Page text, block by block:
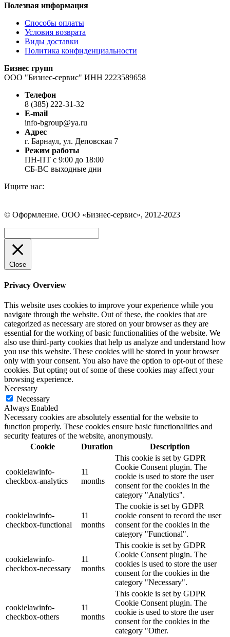
Полезная информация
Способы оплаты
Условия возврата
Виды доставки
Политика конфиденциальности
Бизнес групп
ООО "Бизнес-сервис" ИНН 2223589658
Телефон
8 (385) 222-31-32
E-mail
info-bgroup@ya.ru
Адрес
г. Барнаул, ул. Деповская 7
Режим работы
ПН-ПТ с 9:00 до 18:00
СБ-ВС выходные дни
Ищите нас:
Вконтакте
открывается
в
новом
окне
WhatsApp
открывается
в
новом
окне
Telegram
открывается
в
новом
окне
© Оформление. ООО «Бизнес-сервис», 2012-2023
Close
Privacy Overview
This website uses cookies to improve your experience while you
navigate through the website. Out of these, the cookies that are
categorized as necessary are stored on your browser as they are
essential for the working of basic functionalities of the website. We
also use third-party cookies that help us analyze and understand how
you use this website. These cookies will be stored in your browser
only with your consent. You also have the option to opt-out of these
cookies. But opting out of some of these cookies may affect your
browsing experience.
Necessary
Necessary
Always Enabled
Necessary cookies are absolutely essential for the website to
function properly. These cookies ensure basic functionalities and
security features of the website, anonymously.
Cookie
Duration Description
cookielawinfo-
checkbox-analytics
11
months
This cookie is set by GDPR
Cookie Consent plugin. The
cookie is used to store the user
consent for the cookies in the
category "Analytics".
cookielawinfo-
checkbox-functional
11
months
The cookie is set by GDPR
cookie consent to record the user
consent for the cookies in the
category "Functional".
cookielawinfo-
checkbox-necessary
11
months
This cookie is set by GDPR
Cookie Consent plugin. The
cookies is used to store the user
consent for the cookies in the
category "Necessary".
cookielawinfo-
checkbox-others
11
months
This cookie is set by GDPR
Cookie Consent plugin. The
cookie is used to store the user
consent for the cookies in the
category "Other.